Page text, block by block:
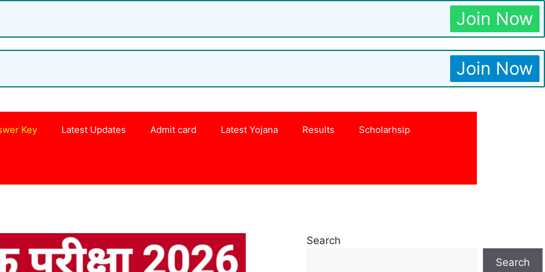
Join Now
Join Now
Key Latest Updates Admit card Latest Yojana Results Scholarhsip
Search
Search